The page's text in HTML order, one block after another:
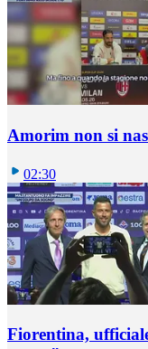
Amorim non si
02:30
Fiorentina,